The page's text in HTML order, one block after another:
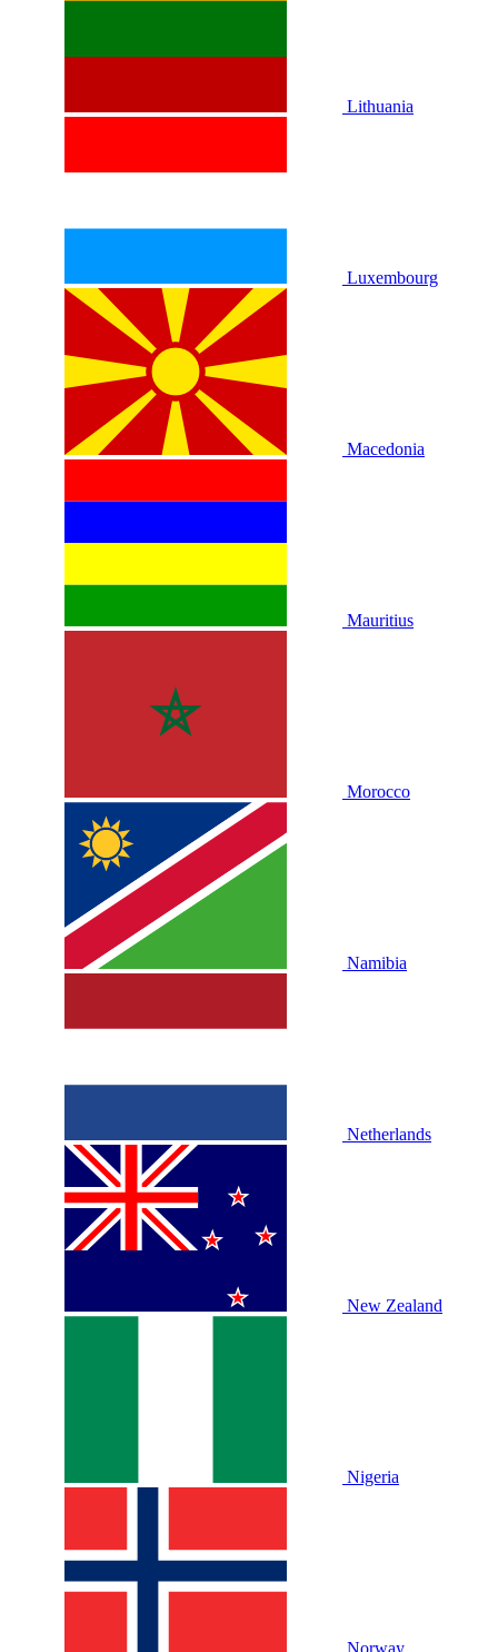
Lithuania
Luxembourg
Macedonia
Mauritius
Morocco
Namibia
Netherlands
New Zealand
Nigeria
Norway